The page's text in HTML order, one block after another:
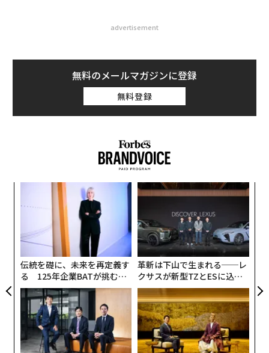
advertisement
無料のメールマガジンに登録
無料登録
伝統を礎に、未来を再定義す
る 125年企業BATが挑むス
モークレスな未来
革新は下山で生まれる──レ
クサスが新型TZとESに込め
た「DISCOVER」の哲学